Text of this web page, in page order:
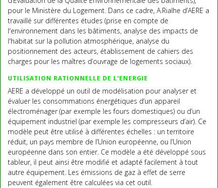
pour le Ministère du Logement. Dans ce cadre, A.Rialhe d’AERE a
travaillé sur différentes études (prise en compte de
l'environnement dans les bâtiments, analyse des impacts de
l'habitat sur la pollution atmosphérique, analyse du
positionnement des acteurs, établissement de cahiers des
charges pour les maîtres d’ouvrage de logements sociaux).
UTILISATION RATIONNELLE DE L'ENERGIE
AERE a développé un outil de modélisation pour analyser et
évaluer les consommations énergétiques d’un appareil
électroménager (par exemple les fours domestiques) ou d’un
équipement industriel (par exemple les compresseurs d’air). Ce
modèle peut être utilisé à différentes échelles : un territoire
réduit, un pays membre de l’Union européenne, ou l’Union
européenne dans son entier. Ce modèle a été développé sous
tableur, il peut ainsi être modifié et adapté facilement à tout
autre équipement. Les émissions de gaz à effet de serre
peuvent également être calculées via cet outil.